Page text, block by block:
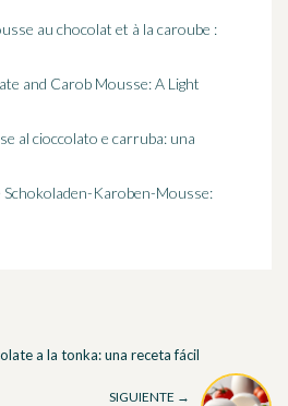
au chocolat et à la caroube :
and Carob Mousse: A Light
al cioccolato e carruba: una
Schokoladen-Karoben-Mousse:
a la tonka: una receta fácil
SIGUIENTE →